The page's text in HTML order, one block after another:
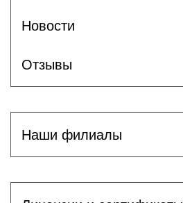
Новости
Отзывы
Наши филиалы